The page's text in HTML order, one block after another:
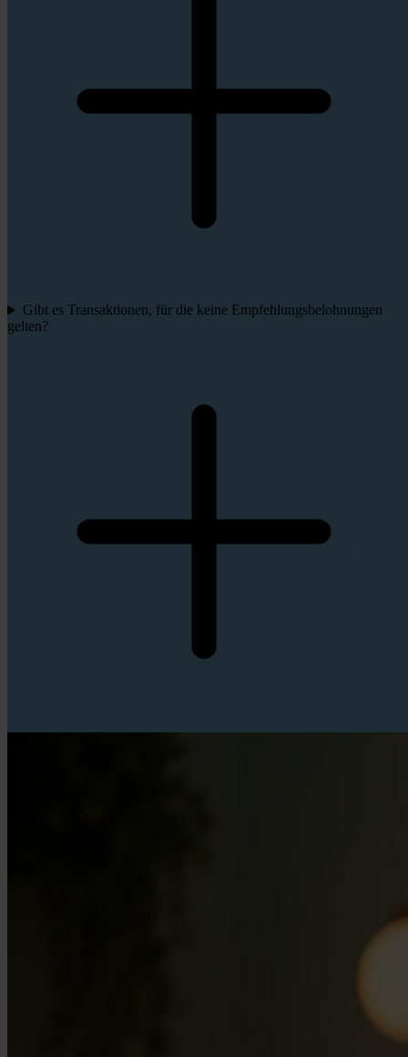
Gibt es Transaktionen, für die keine Empfehlungsbelohnungen
gelten?